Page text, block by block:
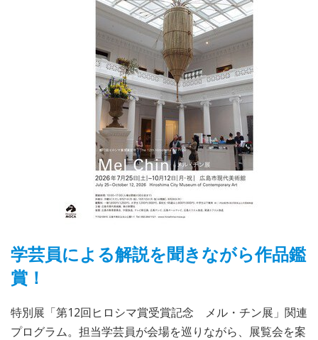
学芸員による解説を聞きながら作品鑑
賞！
特別展「第12回ヒロシマ賞受賞記念 メル・チン展」関連
プログラム。担当学芸員が会場を巡りながら、展覧会を案